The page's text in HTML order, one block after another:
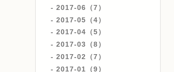
2017-06（7）
2017-05（4）
2017-04（5）
2017-03（8）
2017-02（7）
2017-01（9）